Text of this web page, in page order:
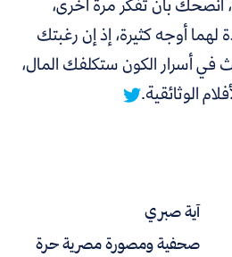
آية صبري
صحفية ومصورة مصرية حرة
لهما أوجه كثيرة، إذ إنرغبتك
في أسرار الكون ستكلفك المال،
الوثائقية.